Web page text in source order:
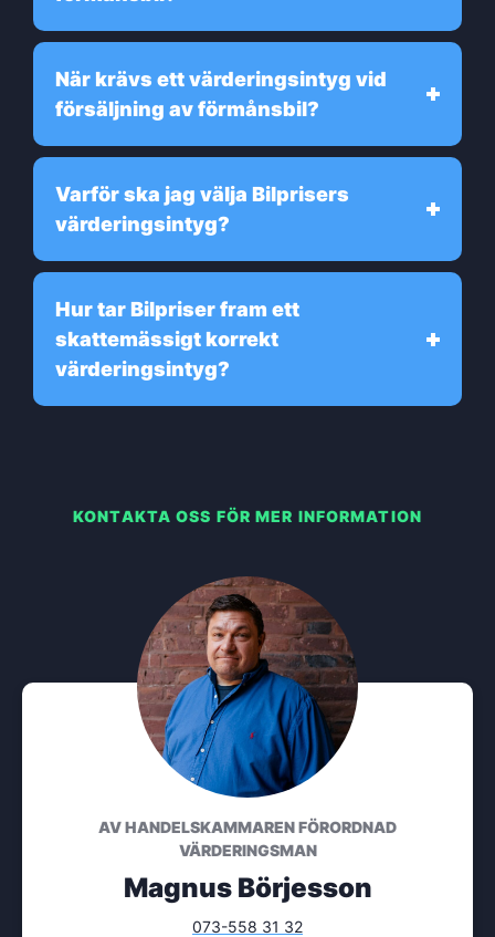
När krävs ett värderingsintyg vid
försäljning av förmånsbil?
Varför ska jag välja Bilprisers
värderingsintyg?
Hur tar Bilpriser fram ett
skattemässigt korrekt
värderingsintyg?
KONTAKTA OSS FÖR MER INFORMATION
AV HANDELSKAMMAREN FÖRORDNAD
VÄRDERINGSMAN
Magnus Börjesson
073-558 31 32